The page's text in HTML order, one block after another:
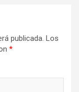
publicada. Los
*